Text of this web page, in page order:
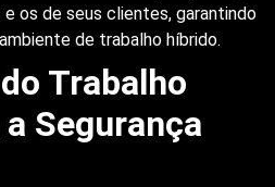
os de seus clientes, garantindo
de trabalho híbrido.
Trabalho
Segurança